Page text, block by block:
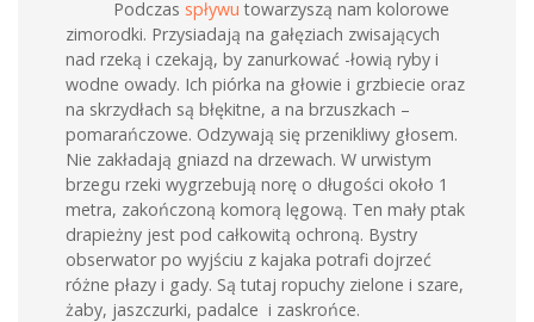
Podczas spływu towarzyszą nam kolorowe
zimorodki. Przysiadają na gałęziach zwisających
nad rzeką i czekają, by zanurkować -łowią ryby i
wodne owady. Ich piórka na głowie i grzbiecie oraz
na skrzydłach są błękitne, a na brzuszkach –
pomarańczowe. Odzywają się przenikliwy głosem.
Nie zakładają gniazd na drzewach. W urwistym
brzegu rzeki wygrzebują norę o długości około 1
metra, zakończoną komorą lęgową. Ten mały ptak
drapieżny jest pod całkowitą ochroną. Bystry
obserwator po wyjściu z kajaka potrafi dojrzeć
różne płazy i gady. Są tutaj ropuchy zielone i szare,
żaby, jaszczurki, padalce i zaskrońce.